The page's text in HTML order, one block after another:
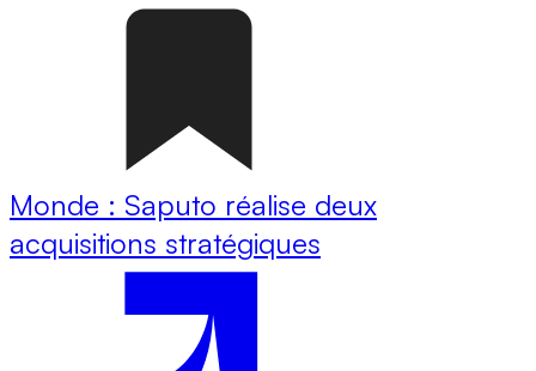
Monde : Saputo réalise deux
acquisitions stratégiques